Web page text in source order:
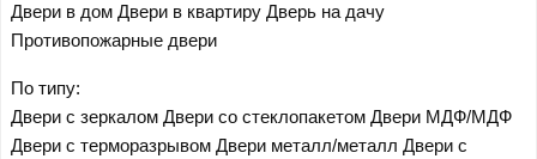
Двери в дом Двери в квартиру Дверь на дачу
Противопожарные двери
По типу:
Двери с зеркалом Двери со стеклопакетом Двери МДФ/МДФ
Двери с терморазрывом Двери металл/металл Двери с